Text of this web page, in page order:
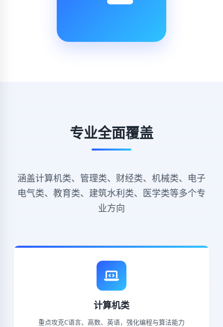
专业全面覆盖
涵盖计算机类、管理类、财经类、机械类、电子
电气类、教育类、建筑水利类、医学类等多个专
业方向
计算机类
重点攻克C语言、高数、英语，强化编程与算法能力